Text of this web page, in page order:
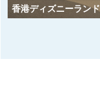
香港ディズニーランド